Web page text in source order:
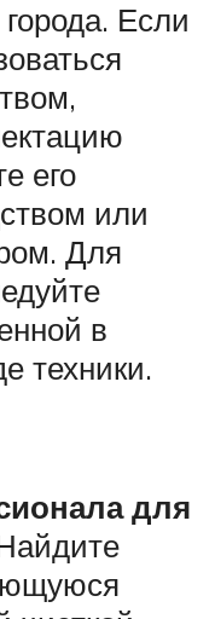
Если
его
или
Для
в
техники.
для